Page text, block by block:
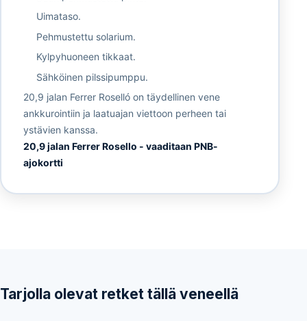
Uimataso.
Pehmustettu solarium.
Kylpyhuoneen tikkaat.
Sähköinen pilssipumppu.
20,9 jalan Ferrer Roselló on täydellinen vene
ankkurointiin ja laatuajan viettoon perheen tai
ystävien kanssa.
20,9 jalan Ferrer Rosello - vaaditaan PNB-
ajokortti
Tarjolla olevat retket tällä veneellä